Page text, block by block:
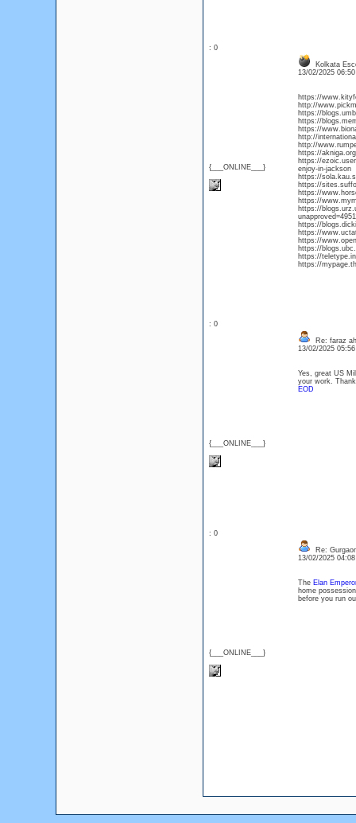
: 0
{___ONLINE___}
Kolkata
13/02/2025
https://
http://
https://
https://
https://
http://
http://
https://
https://
enjoy-in-jackson
https://
https://
https://
https://
https://
https://
https://
https://
https://
https://
https://
: 0
{___ONLINE___}
Re: faraz
13/02/2025
Yes, great US
your work.
EOD
: 0
{___ONLINE___}
Re:
13/02/2025
The Elan
home
before you run